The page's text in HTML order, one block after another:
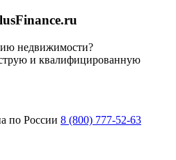
недвижимости?
и квалифицированную
по России 8 (800) 777-52-63